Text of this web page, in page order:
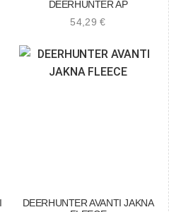
DEERHUNTER AP
54,29€
DEERHUNTER AVANTI JAKNA